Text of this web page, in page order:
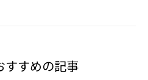
すすめの記事